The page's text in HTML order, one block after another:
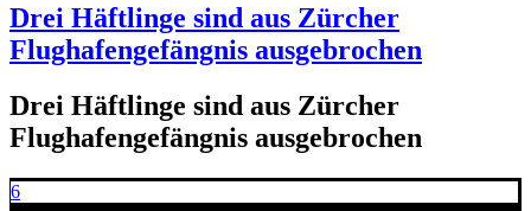
Drei Häftlinge sind aus Zürcher
Flughafengefängnis ausgebrochen
Drei Häftlinge sind aus Zürcher
Flughafengefängnis ausgebrochen
6